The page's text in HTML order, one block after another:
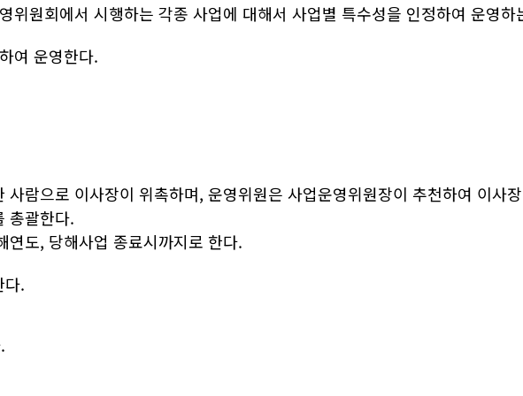
위원회에서 시행하는 각종 사업에 대해서 사업별 특수성을 인정하여 운영
여 운영한다.
람으로 이사장이 위촉하며, 운영위원은 사업운영위원장이 추천하여 이사
총괄한다.
도, 당해사업 종료시까지로 한다.
다.